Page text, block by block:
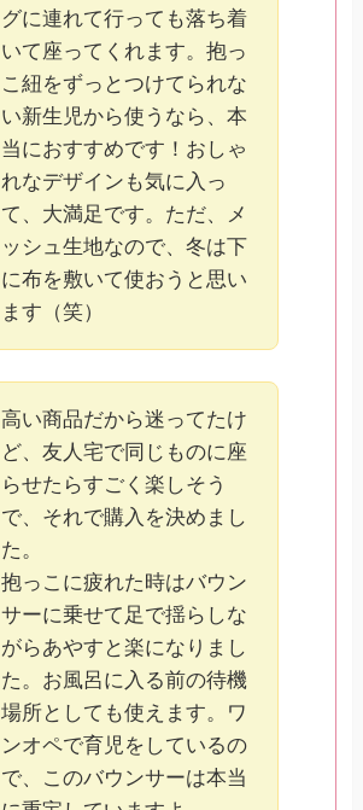
グに連れて行っても落ち着
いて座ってくれます。抱っ
こ紐をずっとつけてられな
い新生児から使うなら、本
当におすすめです！おしゃ
れなデザインも気に入っ
て、大満足です。ただ、メ
ッシュ生地なので、冬は下
に布を敷いて使おうと思い
ます（笑）
高い商品だから迷ってたけ
ど、友人宅で同じものに座
らせたらすごく楽しそう
で、それで購入を決めまし
た。
抱っこに疲れた時はバウン
サーに乗せて足で揺らしな
がらあやすと楽になりまし
た。お風呂に入る前の待機
場所としても使えます。ワ
ンオペで育児をしているの
で、このバウンサーは本当